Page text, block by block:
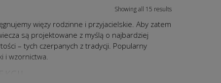
Showing all 15 results
więzy rodzinne i przyjacielskie. Aby zatem
są projektowane z myślą o najbardziej
– tych czerpanych z tradycji. Popularny
i wzornictwa.